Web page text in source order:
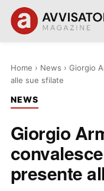
Home › News › Giorgio
alle sue sfilate
NEWS
Giorgio
presente